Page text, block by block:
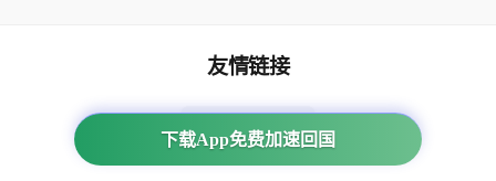
下载App免费加速回国
友情链接
海外回国加速器